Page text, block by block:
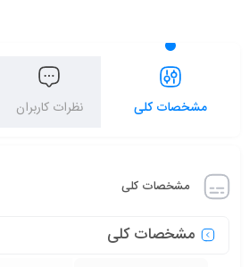
مشخصات کلی نظرات کاربران
مشخصات کلی
مشخصات کلی